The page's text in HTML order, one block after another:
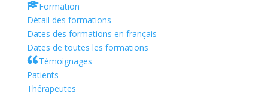
Formation
Détail des formations
Dates des formations en français
Dates de toutes les formations
Témoignages
Patients
Thérapeutes